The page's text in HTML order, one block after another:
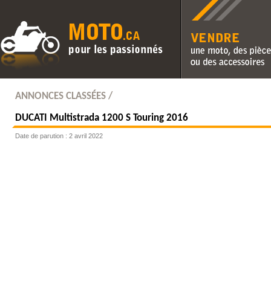
Vendre une moto, des
des accessoires
ANNONCES CLASSÉES /
DUCATI Multistrada 1200 S Touring 2016
Date de parution : 2 avril 2022